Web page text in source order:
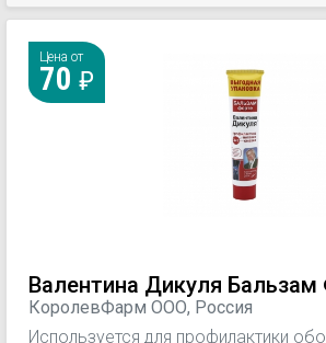
Цена от
70
Валентина Дикуля Бальзам
КоролевФарм ООО, Россия
Используется для профилактики